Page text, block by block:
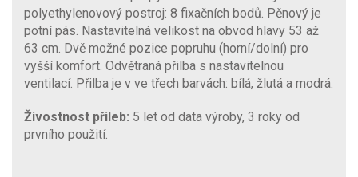
polyethylenovový postroj: 8 fixačních bodů. Pěnový je
potní pás. Nastavitelná velikost na obvod hlavy 53 až
63 cm. Dvě možné pozice popruhu (horní/dolní) pro
vyšší komfort. Odvětraná přilba s nastavitelnou
ventilací. Přilba je v ve třech barvách: bílá, žlutá a modrá.
Živostnost přileb: 5 let od data výroby, 3 roky od
prvního použití.